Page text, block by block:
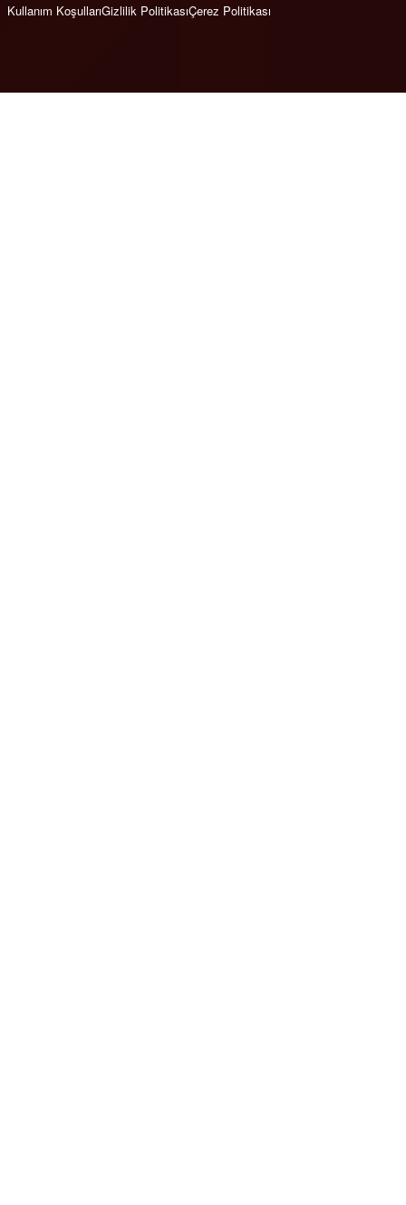
Kullanım KoşullarıGizlilik PolitikasıÇerez Politikası